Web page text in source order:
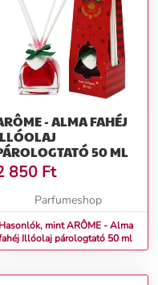
- ALMA FAHÉJ
50 ML
850 Ft
Parfumeshop
Hasonlók, mint ARÔME - Alma
fahéj Illóolaj párologtató 50 ml